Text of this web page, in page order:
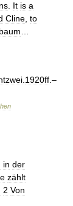
It is a
Cline to
1920ff .–
in der
zählt
2 Von